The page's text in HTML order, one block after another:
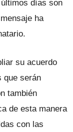
días son
ha
su acuerdo
que serán
también
de esta manera
con las